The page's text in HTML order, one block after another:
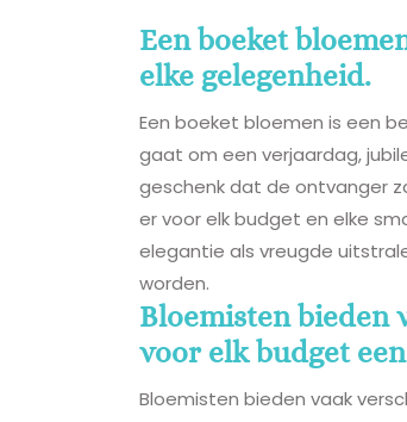
Een boeket
elke gelegenheid.
Een boeket bloemen is een
gaat om een verjaardag,
geschenk dat de ontvanger
er voor elk budget en elke
elegantie als vreugde
worden.
Bloemisten bieden
voor elk budget
Bloemisten bieden vaak